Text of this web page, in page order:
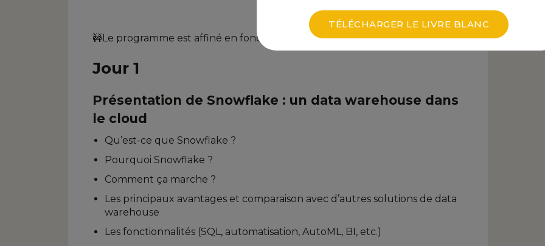
🚧Le programme est affiné en fonction du profil des participants.
Jour 1
Présentation de Snowflake : un data warehouse dans
le cloud
Qu’est-ce que Snowflake ?
Pourquoi Snowflake ?
Comment ça marche ?
Les principaux avantages et comparaison avec d’autres solutions de data
warehouse
Les fonctionnalités (SQL, automatisation, AutoML, BI, etc.)
TÉLÉCHARGER LE LIVRE BLANC